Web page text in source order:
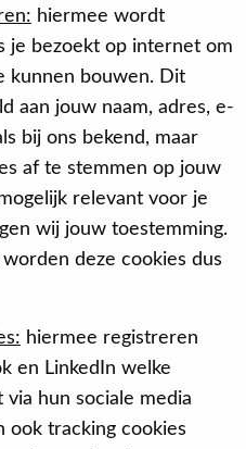
hiermee wordt
je bezoekt op internet om
kunnen bouwen. Dit
aan jouw naam, adres, e-
bij ons bekend, maar
af te stemmen op jouw
relevant voor je
wij jouw toestemming.
deze cookies dus
hiermee registreren
en LinkedIn welke
via hun sociale media
ook tracking cookies